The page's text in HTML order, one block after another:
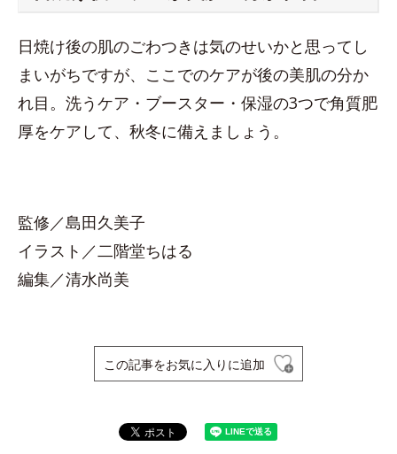
日焼け後の肌のごわつきは気のせいかと思ってし
まいがちですが、ここでのケアが後の美肌の分か
れ目。洗うケア・ブースター・保湿の3つで角質肥
厚をケアして、秋冬に備えましょう。
監修／島田久美子
イラスト／二階堂ちはる
編集／清水尚美
この記事をお気に入りに追加